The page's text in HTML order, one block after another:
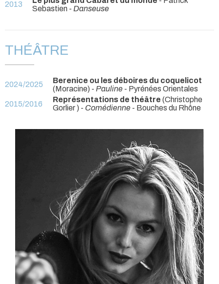
2013
Sebastien - Danseuse
THÉÂTRE
2024/2025
Berenice ou les déboires du coquelicot
(Moracine) - Pauline - Pyrénées Orientales
2015/2016
Représentations de théâtre (Christophe
Gorlier ) - Comédienne - Bouches du Rhône